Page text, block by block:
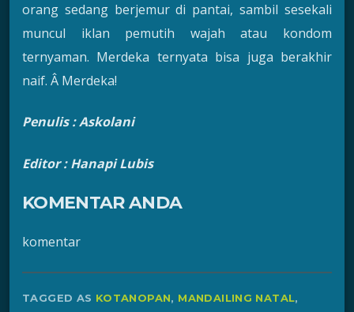
orang sedang berjemur di pantai, sambil sesekali
muncul iklan pemutih wajah atau kondom
ternyaman. Merdeka ternyata bisa juga berakhir
naif. Â Merdeka!
Penulis : Askolani
Editor : Hanapi Lubis
KOMENTAR ANDA
komentar
TAGGED AS KOTANOPAN, MANDAILING NATAL,